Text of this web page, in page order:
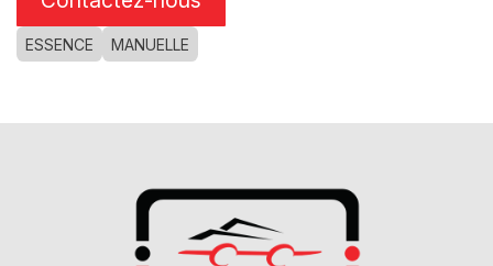
ESSENCE MANUELLE